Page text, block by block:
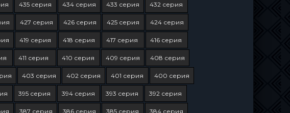
435 серия 434 серия 433 серия 432 серия
427 серия 426 серия 425 серия 424 серия
419 серия 418 серия 417 серия 416 серия
411 серия 410 серия 409 серия 408 серия
403 серия 402 серия 401 серия 400 серия
395 серия 394 серия 393 серия 392 серия
387 серия 386 серия 385 серия 384 серия